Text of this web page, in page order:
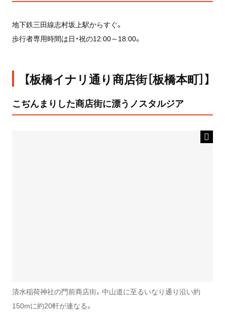
地下鉄三田線志村坂上駅からすぐ。
歩行者専用時間は日・祝の12:00～18:00。
【板橋イナリ通り商店街［板橋本町］】
こぢんまりした商店街に漂うノスタルジア
清水稲荷神社の門前商店街。中山道に至るいなり通り沿い約
150mに約20軒が連なる。